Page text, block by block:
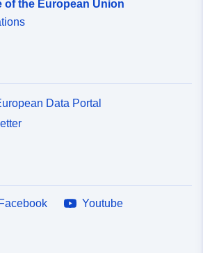
of the European Union
Data Portal
Facebook
Youtube